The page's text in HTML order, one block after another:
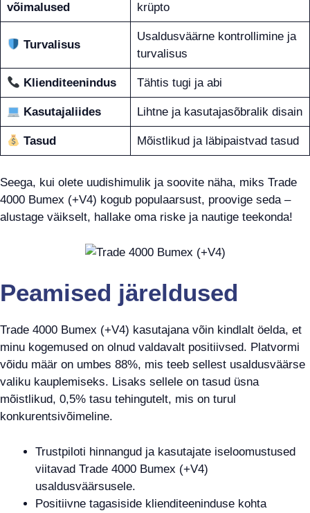
võimalused
krüpto
Turvalisus
Usaldusväärne kontrollimine ja
turvalisus
Klienditeenindus Tähtis tugi ja abi
Kasutajaliides Lihtne ja kasutajasõbralik disain
Tasud Mõistlikud ja läbipaistvad tasud
Seega, kui olete uudishimulik ja soovite näha, miks Trade
4000 Bumex (+V4) kogub populaarsust, proovige seda –
alustage väikselt, hallake oma riske ja nautige teekonda!
Peamised järeldused
Trade 4000 Bumex (+V4) kasutajana võin kindlalt öelda, et
minu kogemused on olnud valdavalt positiivsed. Platvormi
võidu määr on umbes 88%, mis teeb sellest usaldusväärse
valiku kauplemiseks. Lisaks sellele on tasud üsna
mõistlikud, 0,5% tasu tehingutelt, mis on turul
konkurentsivõimeline.
Trustpiloti hinnangud ja kasutajate iseloomustused
viitavad Trade 4000 Bumex (+V4)
usaldusväärsusele.
Positiivne tagasiside klienditeeninduse kohta